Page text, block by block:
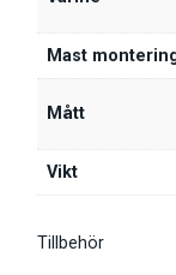
Mast
Mått
Vikt
Tillbehör